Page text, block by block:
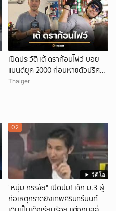
เปิดประวัติ เต้ ดราก้อนไฟว์ บอย
แบนด์ยุค 2000 ก่อนหายตัวปริศนา
เกิดอะไรขึ้น
Thaiger
วิดีโอ
02
"หนุ่ม กรรชัย" เปิดปม! เด็ก ม.3 ผู้
ก่อเหตุกราดยิงเทพศิรินทร์นนท์